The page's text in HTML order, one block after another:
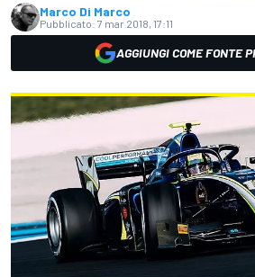
Marco Di Marco
Pubblicato: 7 mar 2018, 17:11
AGGIUNGI COME FONTE